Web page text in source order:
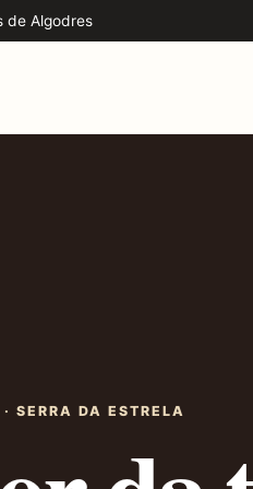
de Algodres
SERRA DA ESTRELA